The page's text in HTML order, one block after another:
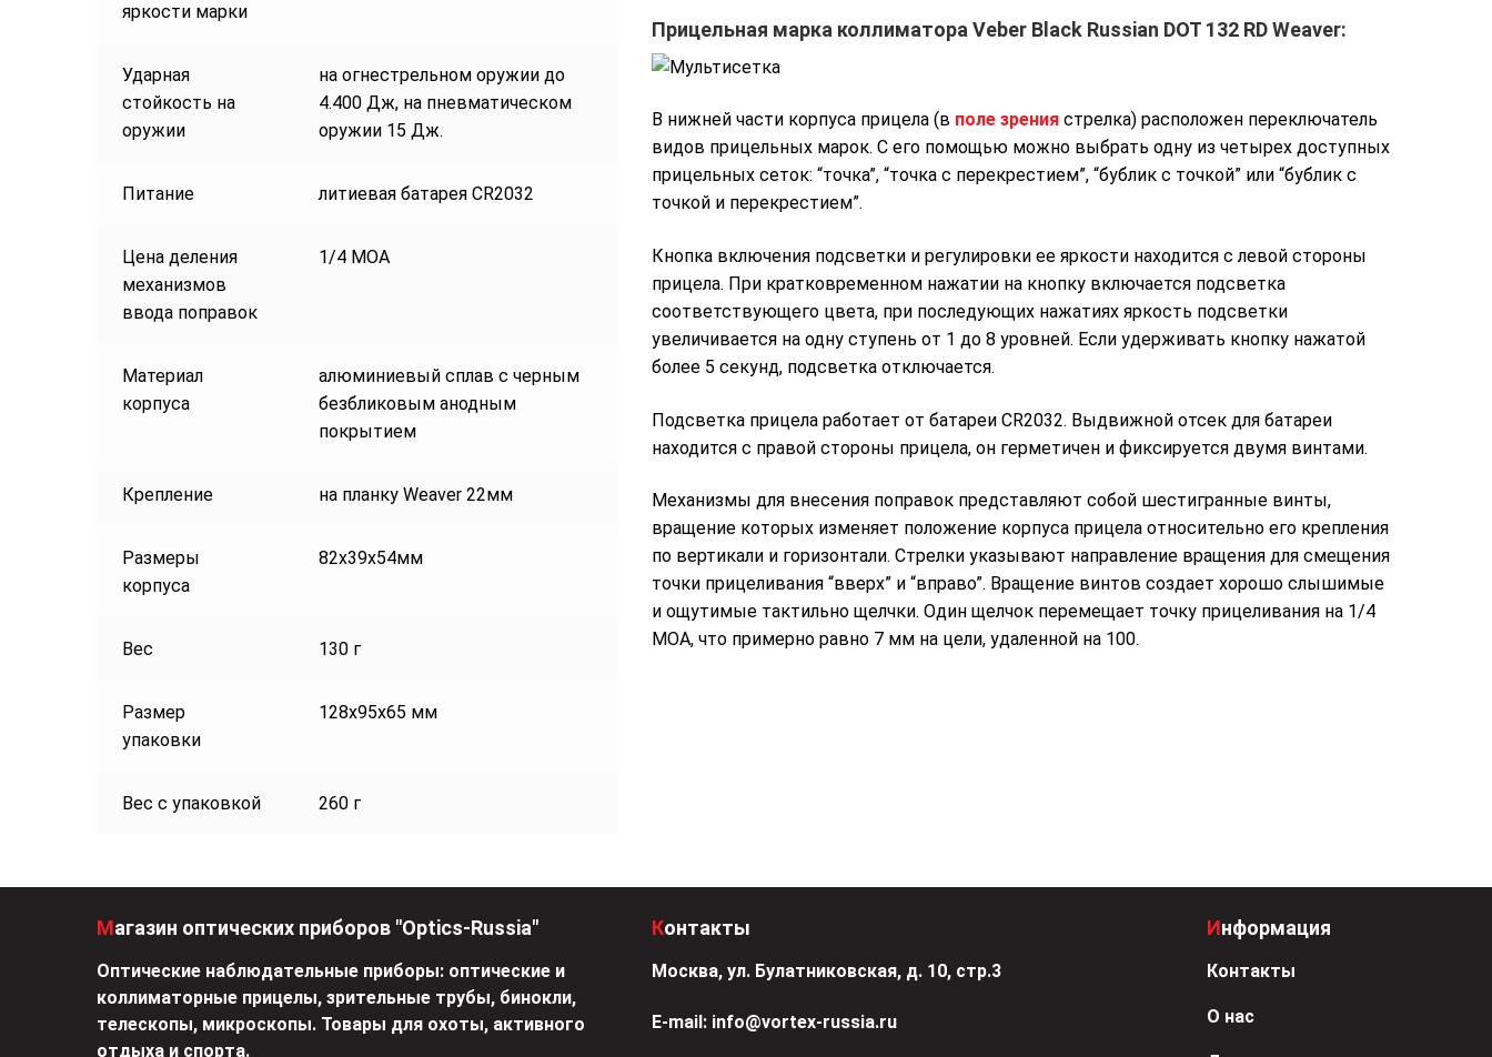
яркости марки
Ударная
стойкость на
оружии
на огнестрельном оружии до
4.400 Дж, на пневматическом
оружии 15 Дж.
Питание литиевая батарея CR2032
Цена деления
механизмов
ввода поправок
1/4 МОА
Материал
корпуса
алюминиевый сплав с черным
безбликовым анодным
покрытием
Крепление на планку Weaver 22мм
Размеры
корпуса
82х39х54мм
Вес 130 г
Размер
упаковки
128х95х65 мм
Вес с упаковкой 260 г
Прицельная марка коллиматора Veber Black Russian DOT 132 RD Weaver:
В нижней части корпуса прицела (в поле зрения стрелка) расположен переключатель
видов прицельных марок. С его помощью можно выбрать одну из четырех доступных
прицельных сеток: “точка”, “точка с перекрестием”, “бублик с точкой” или “бублик с
точкой и перекрестием”.
Кнопка включения подсветки и регулировки ее яркости находится с левой стороны
прицела. При кратковременном нажатии на кнопку включается подсветка
соответствующего цвета, при последующих нажатиях яркость подсветки
увеличивается на одну ступень от 1 до 8 уровней. Если удерживать кнопку нажатой
более 5 секунд, подсветка отключается.
Подсветка прицела работает от батареи CR2032. Выдвижной отсек для батареи
находится с правой стороны прицела, он герметичен и фиксируется двумя винтами.
Механизмы для внесения поправок представляют собой шестигранные винты,
вращение которых изменяет положение корпуса прицела относительно его крепления
по вертикали и горизонтали. Стрелки указывают направление вращения для смещения
точки прицеливания “вверх” и “вправо”. Вращение винтов создает хорошо слышимые
и ощутимые тактильно щелчки. Один щелчок перемещает точку прицеливания на 1/4
МОА, что примерно равно 7 мм на цели, удаленной на 100.
Магазин оптических приборов "Optics-Russia"
Оптические наблюдательные приборы: оптические и
коллиматорные прицелы, зрительные трубы, бинокли,
телескопы, микроскопы. Товары для охоты, активного
отдыха и спорта.
Контакты
Москва, ул. Булатниковская, д. 10, стр.3
Е-mail: info@vortex-russia.ru
Информация
Контакты
О нас